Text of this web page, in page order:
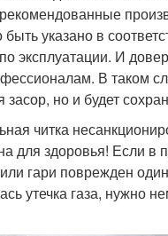
указано в
эксплуатации. И
В таком
засор, но и будет
читка
для здоровья! Если в
гари поврежден
утечка газа, нужно